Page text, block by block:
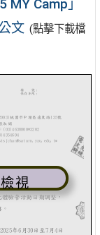
Camp」
文 (點擊下載檔
視